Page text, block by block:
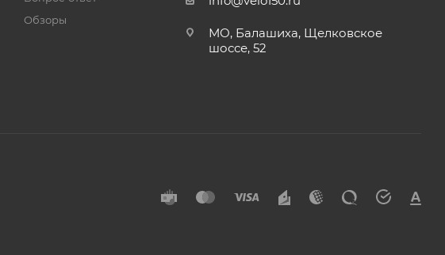
Обзоры
МО, Балашиха, Щелковское
шоссе, 52